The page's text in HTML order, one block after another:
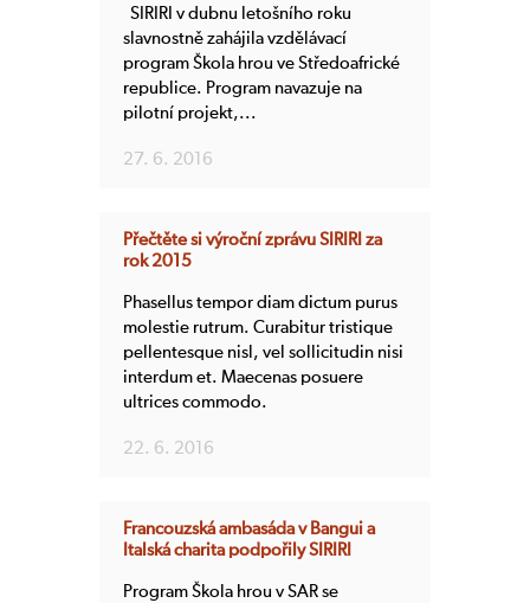
SIRIRI v dubnu letošního roku
slavnostně zahájila vzdělávací
program Škola hrou ve Středoafrické
republice. Program navazuje na
pilotní projekt,...
27. 6. 2016
Přečtěte si výroční zprávu SIRIRI za
rok 2015
Phasellus tempor diam dictum purus
molestie rutrum. Curabitur tristique
pellentesque nisl, vel sollicitudin nisi
interdum et. Maecenas posuere
ultrices commodo.
22. 6. 2016
Francouzská ambasáda v Bangui a
Italská charita podpořily SIRIRI
Program Škola hrou v SAR se